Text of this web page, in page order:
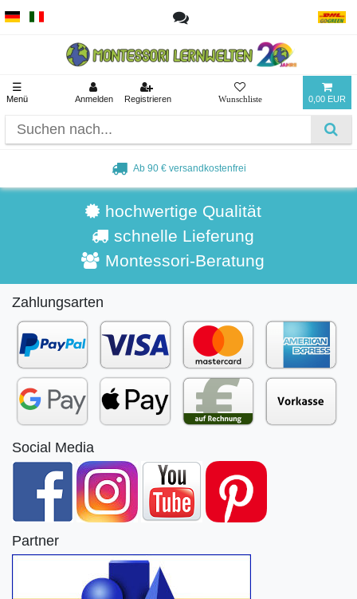
☰
Menü Anmelden Registrieren 0,00 EUR
Ab 90 € versandkostenfrei
hochwertige Qualität
schnelle Lieferung
Montessori-Beratung
Zahlungsarten
Social Media
Partner